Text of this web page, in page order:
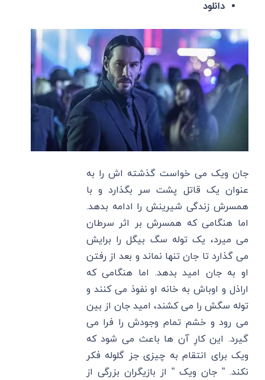
دانلود
جان ویک می خواست گذشته اش را به
عنوان یک قاتل پشت سر بگذارد و با
همسرش زندگی شیرینش را ادامه بدهد.
اما هنگامی که همسرش بر اثر سرطان
می میرد، یک توله سگ بیگل را برایش
می گذارد تا جان تنها نماند و بعد از رفتن
او به جان امید بدهد. اما هنگامی که
اراذل و اوباش به خانه او نفوذ می کنند و
توله سگش را می کشند، امید جان از بین
می رود و خشم تمام وجودش را فرا می
گیرد. این کارِ آن ها باعث می شود که
ویک برای انتقام به چیزی جز گلوله فکر
نکند. ” جان ویک ” از بازیگران بزرگی از